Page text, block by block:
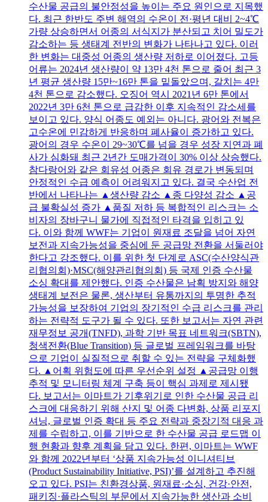
수산물 공급의 불안정성을 높이는 주요 원인으로 지목했
다. 최근 한반도 주변 해역의 수온이 전·평년 대비 2~4℃
가량 상승하면서 어종의 서식지가 분산되고 치어 밀도가
감소하는 등 생태계 전반의 변화가 나타나고 있다. 이러
한 변화는 대중성 어종의 생산량 저하로 이어졌다. 고등
어류는 2024년 생산량이 약 13만 4천 톤으로 줄어 최근 3
년 평균 생산량 15만~16만 톤을 밑돌았으며, 갈치는 4만
4천 톤으로 감소했다. 오징어 역시 2021년 6만 톤에서
2022년 3만 6천 톤으로 급감한 이후 지속적인 감소세를
보이고 있다. 양식 어종도 예외는 아니다. 광어와 전복은
고수온에 민감하게 반응하며 폐사율이 증가하고 있다.
광어의 경우 수온이 29~30℃를 넘을 경우 성장 지연과 폐
사가 심화돼 최근 2년간 도매가격이 30% 이상 상승했다.
참다랑어와 같은 회유성 어종은 회유 경로가 변동되며
안정적인 수급 예측이 어려워지고 있다. 결국 수산업 전
반에서 나타나는 ▲생산량 감소 ▲종 다양성 감소 ▲공
급 불확실성 증가 ▲품질 저하 등 복합적인 리스크는 소
비자의 장바구니 물가에 직접적인 타격을 입히고 있
다. 이와 함께 WWF는 기업이 원재료 조달을 넘어 자연
보전과 지속가능성을 중심에 둔 공급망 전환을 서둘러야
한다고 강조했다. 이를 위한 첫 단계로 ASC(수산양식관
리협의회)·MSC(해양관리협의회) 등 국제 인증 수산물
소싱 확대를 제안했다. 인증 수산물은 남획 방지와 해양
생태계 보전은 물론, 생산부터 유통까지의 투명한 추적
가능성을 보장하여 기업의 장기적인 수급 리스크를 관리
하는 전략적 도구가 될 수 있다. 또한 보고서는 자연 관련
재무정보 공개(TNFD), 과학 기반 목표 네트워크(SBTN),
청색전환(Blue Transition) 등 글로벌 프레임워크를 바탕
으로 기업이 실질적으로 취할 수 있는 전략을 구체화했
다. ▲어획 위험도에 따른 우선순위 설정 ▲공급망 이행
추적 및 모니터링 체계 구축 등이 핵심 과제로 제시됐
다. 보고서는 이마트가 기후위기로 인한 수산물 공급 리
스크에 대응하기 위해 산지 및 어종 다변화, 상품 리포지
셔닝, 글로벌 인증 확대 등 주요 전략과 중장기적 대응 과
제를 수립하고, 이를 기반으로 한 수산물 공급 로드맵 이
행 현황과 향후 계획을 담고 있다. 한편, 이마트는 WWF
와 함께 2022년부터 ‘상품 지속가능성 이니셔티브
(Product Sustainability Initiative, PSI)’를 설계하고 추진해
오고 있다. PSI는 친환경상품, 원재료·소싱, 건강·안전,
패키징·플라스틱의 부문에서 지속가능한 생산과 소비